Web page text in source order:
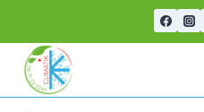
contenu